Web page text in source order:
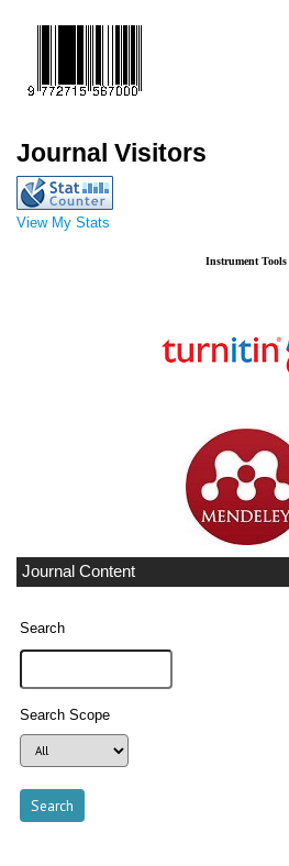
Journal Visitors
View My Stats
Instrument Tools
Journal Content
Search
Search Scope